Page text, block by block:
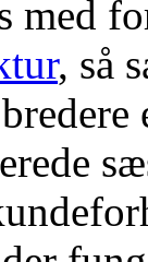
med
, så